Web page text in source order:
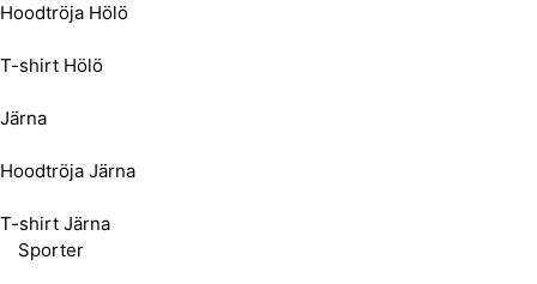
Hoodtröja Hölö
T-shirt Hölö
Järna
Hoodtröja Järna
T-shirt Järna
Sporter